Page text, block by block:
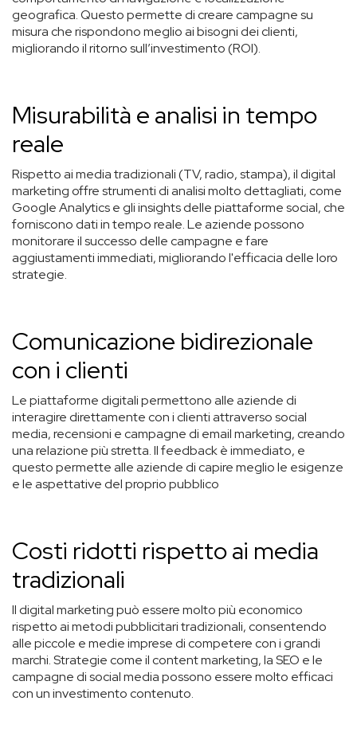
geografica. Questo permette di creare campagne su
misura che rispondono meglio ai bisogni dei clienti,
migliorando il ritorno sull’investimento (ROI).
Misurabilità e analisi in tempo
reale
Rispetto ai media tradizionali (TV, radio, stampa), il digital
marketing offre strumenti di analisi molto dettagliati, come
Google Analytics e gli insights delle piattaforme social, che
forniscono dati in tempo reale. Le aziende possono
monitorare il successo delle campagne e fare
aggiustamenti immediati, migliorando l'efficacia delle loro
strategie.
Comunicazione bidirezionale
con i clienti
Le piattaforme digitali permettono alle aziende di
interagire direttamente con i clienti attraverso social
media, recensioni e campagne di email marketing, creando
una relazione più stretta. Il feedback è immediato, e
questo permette alle aziende di capire meglio le esigenze
e le aspettative del proprio pubblico
Costi ridotti rispetto ai media
tradizionali
Il digital marketing può essere molto più economico
rispetto ai metodi pubblicitari tradizionali, consentendo
alle piccole e medie imprese di competere con i grandi
marchi. Strategie come il content marketing, la SEO e le
campagne di social media possono essere molto efficaci
con un investimento contenuto.